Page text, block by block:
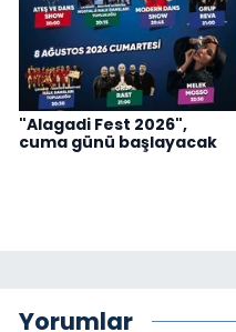
"Alagadi Fest 2026",
cuma günü başlayacak
Yorumlar